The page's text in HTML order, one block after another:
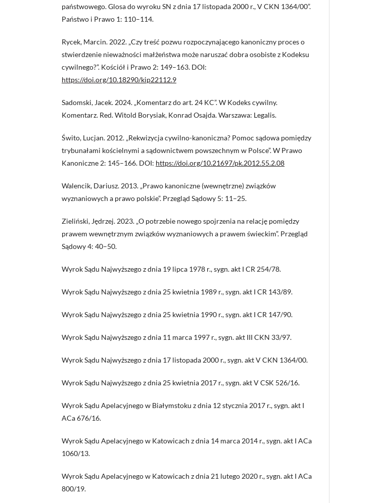
państwowego. Glosa do wyroku SN z dnia 17 listopada 2000 r., V CKN 1364/00”.
Państwo i Prawo 1: 110–114.
Rycek, Marcin. 2022. „Czy treść pozwu rozpoczynającego kanoniczny proces o
stwierdzenie nieważności małżeństwa może naruszać dobra osobiste z Kodeksu
cywilnego?”. Kościół i Prawo 2: 149–163. DOI:
https://doi.org/10.18290/kip22112.9
Sadomski, Jacek. 2024. „Komentarz do art. 24 KC”. W Kodeks cywilny.
Komentarz. Red. Witold Borysiak, Konrad Osajda. Warszawa: Legalis.
Świto, Lucjan. 2012. „Rekwizycja cywilno-kanoniczna? Pomoc sądowa pomiędzy
trybunałami kościelnymi a sądownictwem powszechnym w Polsce”. W Prawo
Kanoniczne 2: 145–166. DOI: https://doi.org/10.21697/pk.2012.55.2.08
Walencik, Dariusz. 2013. „Prawo kanoniczne (wewnętrzne) związków
wyznaniowych a prawo polskie”. Przegląd Sądowy 5: 11–25.
Zieliński, Jędrzej. 2023. „O potrzebie nowego spojrzenia na relację pomiędzy
prawem wewnętrznym związków wyznaniowych a prawem świeckim”. Przegląd
Sądowy 4: 40–50.
Wyrok Sądu Najwyższego z dnia 19 lipca 1978 r., sygn. akt I CR 254/78.
Wyrok Sądu Najwyższego z dnia 25 kwietnia 1989 r., sygn. akt I CR 143/89.
Wyrok Sądu Najwyższego z dnia 25 kwietnia 1990 r., sygn. akt I CR 147/90.
Wyrok Sądu Najwyższego z dnia 11 marca 1997 r., sygn. akt III CKN 33/97.
Wyrok Sądu Najwyższego z dnia 17 listopada 2000 r., sygn. akt V CKN 1364/00.
Wyrok Sądu Najwyższego z dnia 25 kwietnia 2017 r., sygn. akt V CSK 526/16.
Wyrok Sądu Apelacyjnego w Białymstoku z dnia 12 stycznia 2017 r., sygn. akt I
ACa 676/16.
Wyrok Sądu Apelacyjnego w Katowicach z dnia 14 marca 2014 r., sygn. akt I ACa
1060/13.
Wyrok Sądu Apelacyjnego w Katowicach z dnia 21 lutego 2020 r., sygn. akt I ACa
800/19.